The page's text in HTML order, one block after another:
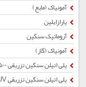
آمونیاک (مایع)
پارازایلین
آروماتیک سنگین
آمونیاک (گاز)
پلی اتیلن سنگین تزریقی HI0500
پلی اتیلن سنگین تزریقی 60507UV